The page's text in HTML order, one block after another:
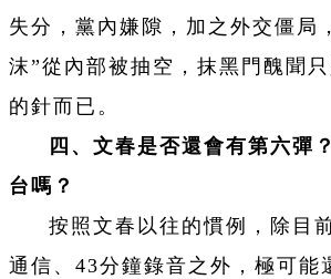
失分，黨內嫌隙，加之外交僵局
沫”從內部被抽空，抹黑門醜聞
的針而已。
四、文春是否還會有第六彈
台嗎？
按照文春以往的慣例，除目
通信、43分鐘錄音之外，極可能